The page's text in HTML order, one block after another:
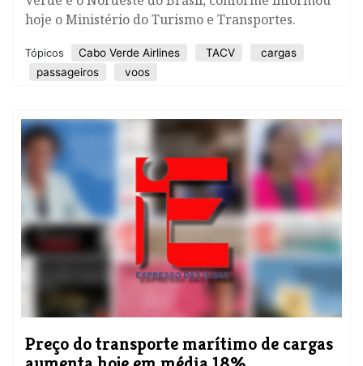
hoje o Ministério do Turismo e Transportes.
Tópicos Cabo Verde Airlines TACV
cargas
passageiros
voos
Preço do transporte marítimo de cargas